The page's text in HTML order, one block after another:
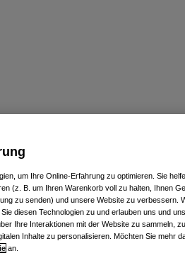
um Ihre Online-Erfahrung zu optimieren. Sie
(z. B. um Ihren Warenkorb voll zu halten, Ihnen
zu senden) und unsere Website zu verbessern.
diesen Technologien zu und erlauben uns und
Ihre Interaktionen mit der Website zu sammeln,
Inhalte zu personalisieren. Möchten Sie mehr
an.